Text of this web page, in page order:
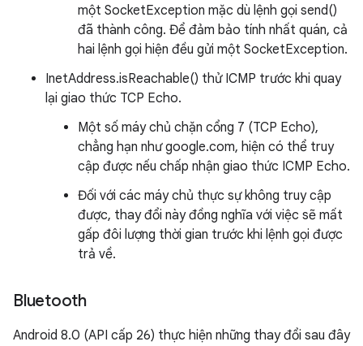
một SocketException mặc dù lệnh gọi send()
đã thành công. Để đảm bảo tính nhất quán, cả
hai lệnh gọi hiện đều gửi một SocketException.
InetAddress.isReachable() thử ICMP trước khi quay
lại giao thức TCP Echo.
Một số máy chủ chặn cổng 7 (TCP Echo),
chẳng hạn như google.com, hiện có thể truy
cập được nếu chấp nhận giao thức ICMP Echo.
Đối với các máy chủ thực sự không truy cập
được, thay đổi này đồng nghĩa với việc sẽ mất
gấp đôi lượng thời gian trước khi lệnh gọi được
trả về.
Bluetooth
Android 8.0 (API cấp 26) thực hiện những thay đổi sau đây